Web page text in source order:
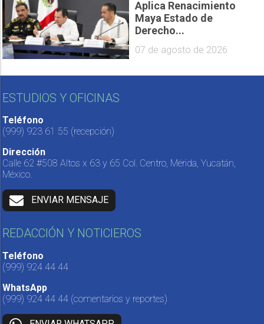
Aplica Renacimiento
Maya Estado de
Derecho...
07 de agosto de 2026
ESTUDIOS Y OFICINAS
Teléfono
(999) 923 61 55 (recepción)
Dirección
Calle 62 #508 Altos x 63 y 65 Col. Centro, Mérida, Yucatán,
México.
ENVIAR MENSAJE
REDACCIÓN Y NOTICIEROS
Teléfono
(999) 924 44 44
WhatsApp
(999) 924 44 44 (comentarios y reportes)